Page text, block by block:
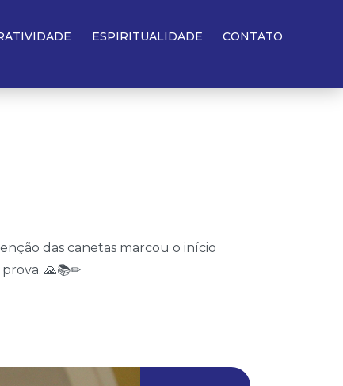
ESPIRITUALIDADE CONTATO
das canetas marcou o início
🙏📚✏